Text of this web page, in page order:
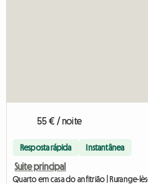
55 € / noite
Resposta rápida Instantânea
Suite principal
Quarto em casa do anfitrião | Rurange-